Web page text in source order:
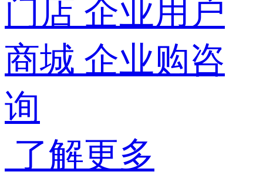
门店 企业用户
商城 企业购咨
询
了解更多